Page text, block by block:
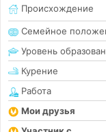
Происхождение
Семейное
Уровень
Курение
Работа
Мои друзья